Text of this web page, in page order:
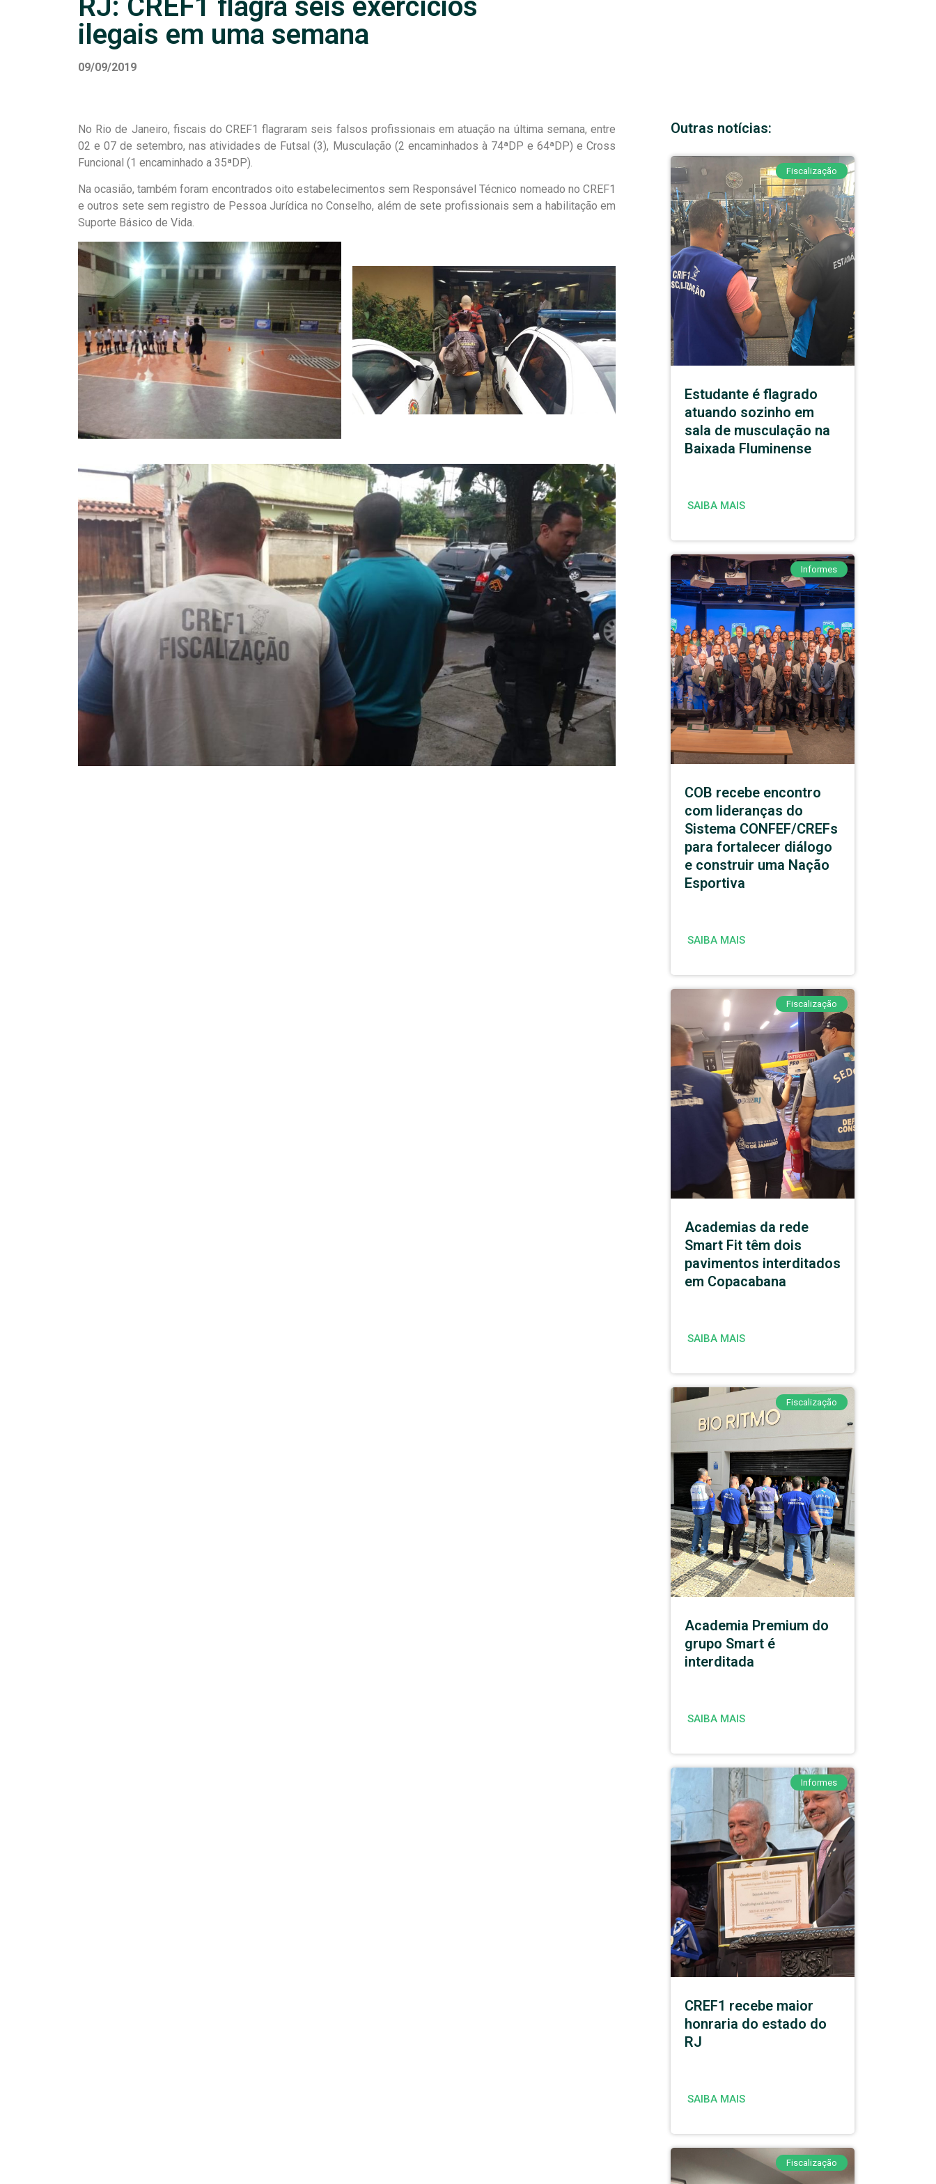
RJ: CREF1 flagra seis exercícios
ilegais em uma semana
09/09/2019
No Rio de Janeiro, fiscais do CREF1 flagraram seis falsos profissionais em atuação na última semana, entre
02 e 07 de setembro, nas atividades de Futsal (3), Musculação (2 encaminhados à 74ªDP e 64ªDP) e Cross
Funcional (1 encaminhado a 35ªDP).
Na ocasião, também foram encontrados oito estabelecimentos sem Responsável Técnico nomeado no CREF1
e outros sete sem registro de Pessoa Jurídica no Conselho, além de sete profissionais sem a habilitação em
Suporte Básico de Vida.
Outras notícias:
Fiscalização
Estudante é flagrado
atuando sozinho em
sala de musculação na
Baixada Fluminense
SAIBA MAIS
Informes
COB recebe encontro
com lideranças do
Sistema CONFEF/CREFs
para fortalecer diálogo
e construir uma Nação
Esportiva
SAIBA MAIS
Fiscalização
Academias da rede
Smart Fit têm dois
pavimentos interditados
em Copacabana
SAIBA MAIS
Fiscalização
Academia Premium do
grupo Smart é
interditada
SAIBA MAIS
Informes
CREF1 recebe maior
honraria do estado do
RJ
SAIBA MAIS
Fiscalização